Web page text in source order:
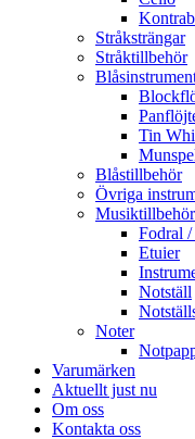
Stråksträngar
Stråktillbehör
Tin
Blåstillbehör
Övriga
Musiktillbehör
Fodral
Etuier
Notställ
Noter
Varumärken
Aktuellt just nu
Om oss
Kontakta oss